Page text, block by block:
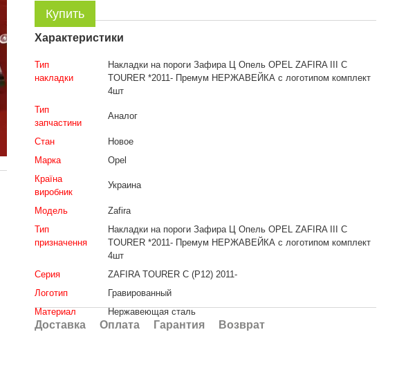
Купить
Характеристики
Тип
накладки
Накладки на пороги Зафира Ц Опель OPEL ZAFIRA III C
TOURER *2011- Премум НЕРЖАВЕЙКА с логотипом комплект
4шт
Тип
запчастини
Аналог
Стан
Новое
Марка
Opel
Країна
виробник
Украина
Модель
Zafira
Тип
призначення
Накладки на пороги Зафира Ц Опель OPEL ZAFIRA III C
TOURER *2011- Премум НЕРЖАВЕЙКА с логотипом комплект
4шт
Серия
ZAFIRA TOURER C (P12) 2011-
Логотип
Гравированный
Материал
Нержавеющая сталь
Доставка Оплата Гарантия Возврат